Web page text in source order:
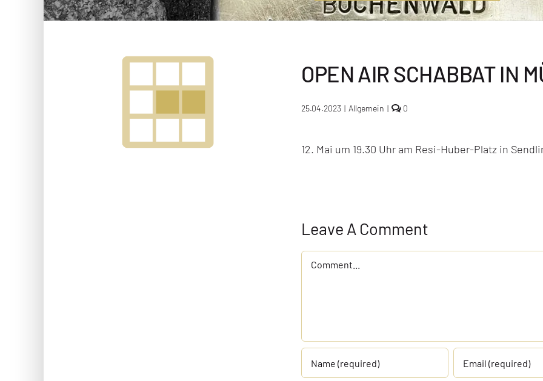
OPEN AIR SCHABBAT IN
25.04.2023 | Allgemein | 0
Schabbat
12. Mai um 19.30 Uhr am Resi-Huber-Platz in
Leave A Comment
Comment